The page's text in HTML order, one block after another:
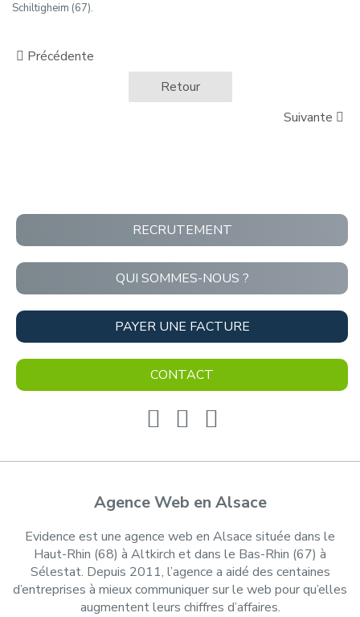
Schiltigheim (67).
Précédente
Retour
Suivante
RECRUTEMENT
QUI SOMMES-NOUS ?
PAYER UNE FACTURE
CONTACT
Agence Web en Alsace
Evidence est une agence web en Alsace située dans le
Haut-Rhin (68) à Altkirch et dans le Bas-Rhin (67) à
Sélestat. Depuis 2011, l’agence a aidé des centaines
d’entreprises à mieux communiquer sur le web pour qu’elles
augmentent leurs chiffres d’affaires.